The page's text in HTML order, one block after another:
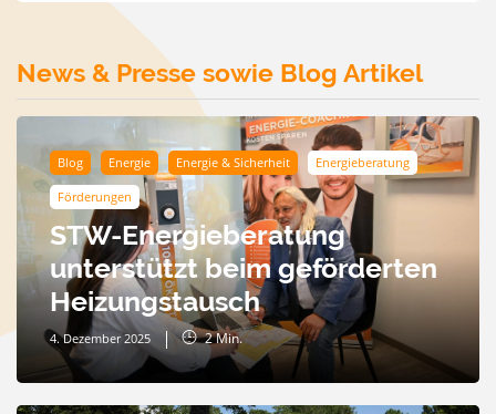
News & Presse sowie Blog Artikel
Blog Energie Energie & Sicherheit Energieberatung
Förderungen
STW-Energieberatung
unterstützt beim geförderten
Heizungstausch
4. Dezember 2025 2Min.